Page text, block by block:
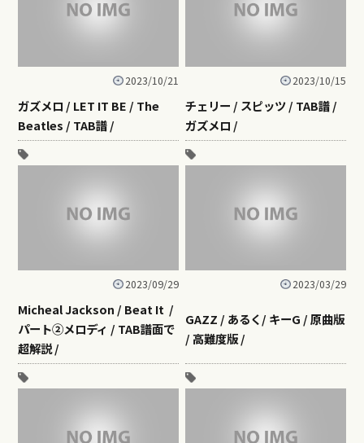
2023/10/21
ガズメロ / LET IT BE / The
Beatles / TAB譜 /
2023/10/15
チェリー / スピッツ / TAB譜 /
ガズメロ /
2023/09/29
Micheal Jackson / Beat It /
パート②メロディ / TAB譜面で
超解説 /
2023/03/29
GAZZ / あるく/ キーG / 原曲版
/ 高難度版 /